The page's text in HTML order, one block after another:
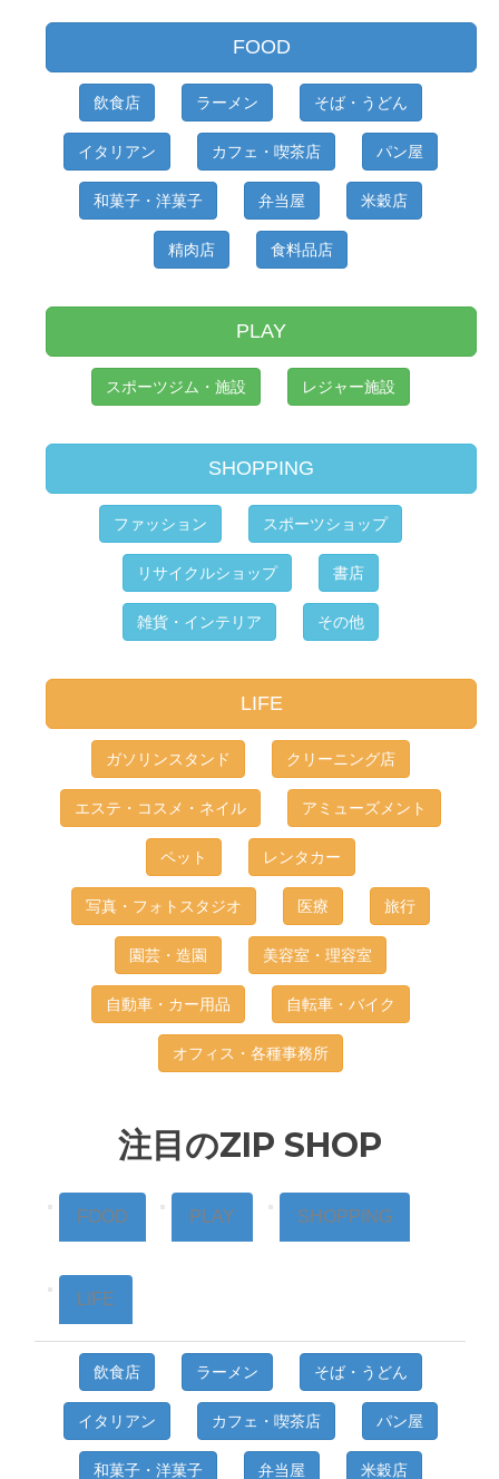
FOOD
飲食店 ラーメン そば・うどん
イタリアン カフェ・喫茶店 パン屋
和菓子・洋菓子 弁当屋 米穀店
精肉店 食料品店
PLAY
スポーツジム・施設 レジャー施設
SHOPPING
ファッション スポーツショップ
リサイクルショップ 書店
雑貨・インテリア その他
LIFE
ガソリンスタンド クリーニング店
エステ・コスメ・ネイル アミューズメント
ペット レンタカー
写真・フォトスタジオ 医療 旅行
園芸・造園 美容室・理容室
自動車・カー用品 自転車・バイク
オフィス・各種事務所
注目のZIP SHOP
FOOD PLAY SHOPPING
LIFE
飲食店 ラーメン そば・うどん
イタリアン カフェ・喫茶店 パン屋
和菓子・洋菓子 弁当屋 米穀店